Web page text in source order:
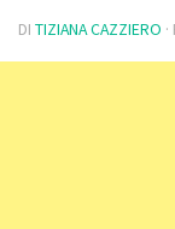
DI TIZIANA CAZZIERO